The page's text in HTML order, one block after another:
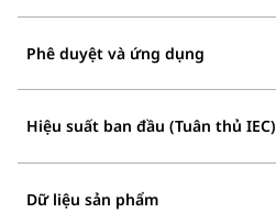
Phê duyệt và ứng dụng
Hiệu suất ban đầu (Tuân thủ IEC)
Dữ liệu sản phẩm